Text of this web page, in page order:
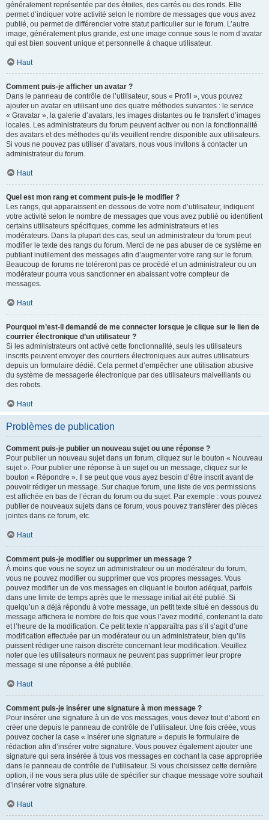
généralement représentée par des étoiles, des carrés ou des ronds. Elle
permet d’indiquer votre activité selon le nombre de messages que vous avez
publié, ou permet de différencier votre statut particulier sur le forum. L’autre
image, généralement plus grande, est une image connue sous le nom d’avatar
qui est bien souvent unique et personnelle à chaque utilisateur.
Haut
Comment puis-je afficher un avatar ?
Dans le panneau de contrôle de l’utilisateur, sous « Profil », vous pouvez
ajouter un avatar en utilisant une des quatre méthodes suivantes : le service
« Gravatar », la galerie d’avatars, les images distantes ou le transfert d’images
locales. Les administrateurs du forum peuvent activer ou non la fonctionnalité
des avatars et des méthodes qu’ils veuillent rendre disponible aux utilisateurs.
Si vous ne pouvez pas utiliser d’avatars, nous vous invitons à contacter un
administrateur du forum.
Haut
Quel est mon rang et comment puis-je le modifier ?
Les rangs, qui apparaissent en dessous de votre nom d’utilisateur, indiquent
votre activité selon le nombre de messages que vous avez publié ou identifient
certains utilisateurs spécifiques, comme les administrateurs et les
modérateurs. Dans la plupart des cas, seul un administrateur du forum peut
modifier le texte des rangs du forum. Merci de ne pas abuser de ce système en
publiant inutilement des messages afin d’augmenter votre rang sur le forum.
Beaucoup de forums ne toléreront pas ce procédé et un administrateur ou un
modérateur pourra vous sanctionner en abaissant votre compteur de
messages.
Haut
Pourquoi m’est-il demandé de me connecter lorsque je clique sur le lien de
courrier électronique d’un utilisateur ?
Si les administrateurs ont activé cette fonctionnalité, seuls les utilisateurs
inscrits peuvent envoyer des courriers électroniques aux autres utilisateurs
depuis un formulaire dédié. Cela permet d’empêcher une utilisation abusive
du système de messagerie électronique par des utilisateurs malveillants ou
des robots.
Haut
Problèmes de publication
Comment puis-je publier un nouveau sujet ou une réponse ?
Pour publier un nouveau sujet dans un forum, cliquez sur le bouton « Nouveau
sujet ». Pour publier une réponse à un sujet ou un message, cliquez sur le
bouton « Répondre ». Il se peut que vous ayez besoin d’être inscrit avant de
pouvoir rédiger un message. Sur chaque forum, une liste de vos permissions
est affichée en bas de l’écran du forum ou du sujet. Par exemple : vous pouvez
publier de nouveaux sujets dans ce forum, vous pouvez transférer des pièces
jointes dans ce forum, etc.
Haut
Comment puis-je modifier ou supprimer un message ?
À moins que vous ne soyez un administrateur ou un modérateur du forum,
vous ne pouvez modifier ou supprimer que vos propres messages. Vous
pouvez modifier un de vos messages en cliquant le bouton adéquat, parfois
dans une limite de temps après que le message initial ait été publié. Si
quelqu’un a déjà répondu à votre message, un petit texte situé en dessous du
message affichera le nombre de fois que vous l’avez modifié, contenant la date
et l’heure de la modification. Ce petit texte n’apparaîtra pas s’il s’agit d’une
modification effectuée par un modérateur ou un administrateur, bien qu’ils
puissent rédiger une raison discrète concernant leur modification. Veuillez
noter que les utilisateurs normaux ne peuvent pas supprimer leur propre
message si une réponse a été publiée.
Haut
Comment puis-je insérer une signature à mon message ?
Pour insérer une signature à un de vos messages, vous devez tout d’abord en
créer une depuis le panneau de contrôle de l’utilisateur. Une fois créée, vous
pouvez cocher la case « Insérer une signature » depuis le formulaire de
rédaction afin d’insérer votre signature. Vous pouvez également ajouter une
signature qui sera insérée à tous vos messages en cochant la case appropriée
dans le panneau de contrôle de l’utilisateur. Si vous choisissez cette dernière
option, il ne vous sera plus utile de spécifier sur chaque message votre souhait
d’insérer votre signature.
Haut